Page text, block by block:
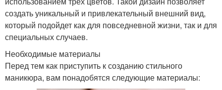
создать уникальный и привлекательный внешний вид,
который подойдет как для повседневной жизни, так и для
специальных случаев.
Необходимые материалы
Перед тем как приступить к созданию стильного
маникюра, вам понадобятся следующие материалы: